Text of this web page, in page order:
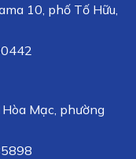
10, phố Tố Hữu,
Mạc, phường